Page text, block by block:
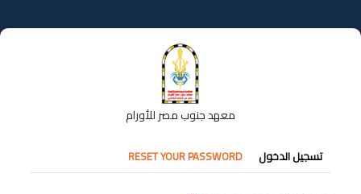
إلى
المحتوى
معهد جنوب مصر للأورام
التبويبات
الأساسية
تسجيل الدخول RESET YOUR PASSWORD